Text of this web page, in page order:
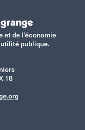
et de l'économie
publique.
18